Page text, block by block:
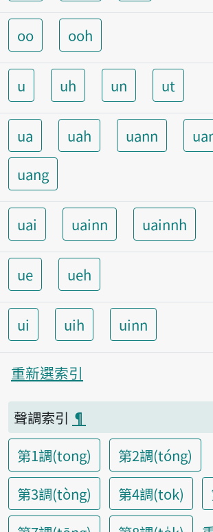
oo ooh
u uh un ut
ua uah uann
uang
uai uainn uainnh
ue ueh
ui uih uinn
重新選索引
聲調索引 ¶
第1調(tong)
第2調(tóng)
第3調(tòng)
第4調(tok)